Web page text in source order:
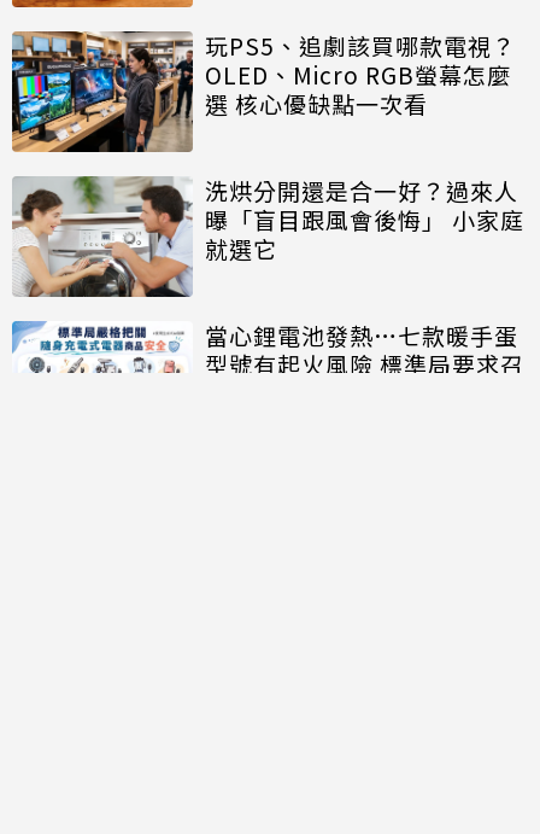
玩PS5、追劇該買哪款電視？
OLED、Micro RGB螢幕怎麼
選 核心優缺點一次看
洗烘分開還是合一好？過來人
曝「盲目跟風會後悔」 小家庭
就選它
當心鋰電池發熱…七款暖手蛋
型號有起火風險 標準局要求召